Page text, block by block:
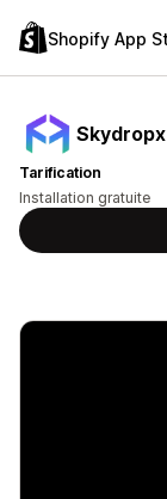
Shopify App
Tarification
Installation gratuite